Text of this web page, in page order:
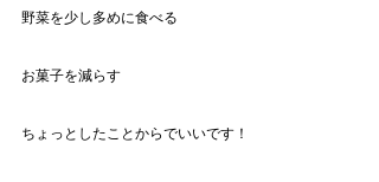
野菜を少し多めに食べる
お菓子を減らす
ちょっとしたことからでいいです！